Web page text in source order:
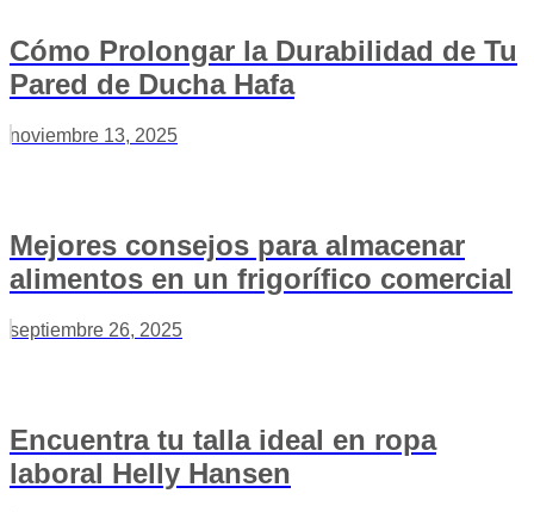
Cómo Prolongar la Durabilidad de Tu
Pared de Ducha Hafa
noviembre 13, 2025
Mejores consejos para almacenar
alimentos en un frigorífico comercial
septiembre 26, 2025
Encuentra tu talla ideal en ropa
laboral Helly Hansen